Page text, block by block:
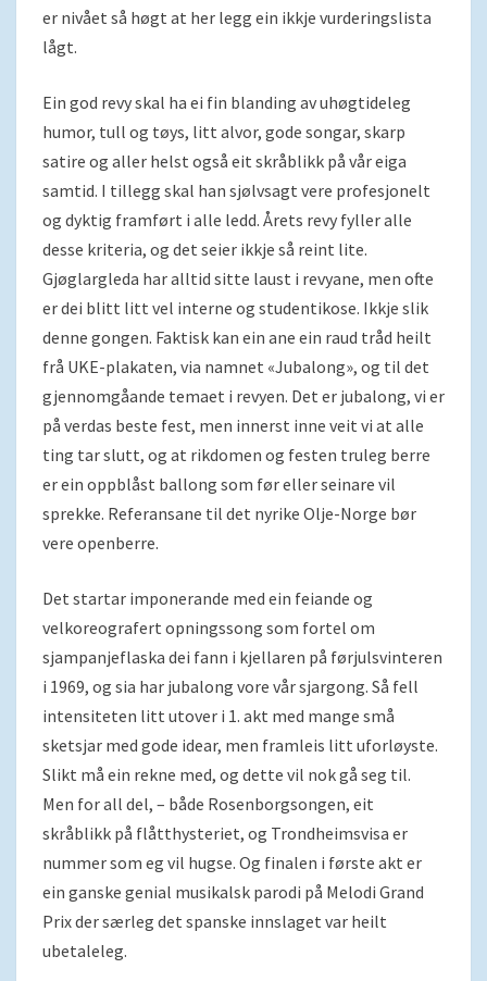
er nivået så høgt at her legg ein ikkje vurderingslista
lågt.
Ein god revy skal ha ei fin blanding av uhøgtideleg
humor, tull og tøys, litt alvor, gode songar, skarp
satire og aller helst også eit skråblikk på vår eiga
samtid. I tillegg skal han sjølvsagt vere profesjonelt
og dyktig framført i alle ledd. Årets revy fyller alle
desse kriteria, og det seier ikkje så reint lite.
Gjøglargleda har alltid sitte laust i revyane, men ofte
er dei blitt litt vel interne og studentikose. Ikkje slik
denne gongen. Faktisk kan ein ane ein raud tråd heilt
frå UKE-plakaten, via namnet «Jubalong», og til det
gjennomgåande temaet i revyen. Det er jubalong, vi er
på verdas beste fest, men innerst inne veit vi at alle
ting tar slutt, og at rikdomen og festen truleg berre
er ein oppblåst ballong som før eller seinare vil
sprekke. Referansane til det nyrike Olje-Norge bør
vere openberre.
Det startar imponerande med ein feiande og
velkoreografert opningssong som fortel om
sjampanjeflaska dei fann i kjellaren på førjulsvinteren
i 1969, og sia har jubalong vore vår sjargong. Så fell
intensiteten litt utover i 1. akt med mange små
sketsjar med gode idear, men framleis litt uforløyste.
Slikt må ein rekne med, og dette vil nok gå seg til.
Men for all del, – både Rosenborgsongen, eit
skråblikk på flåtthysteriet, og Trondheimsvisa er
nummer som eg vil hugse. Og finalen i første akt er
ein ganske genial musikalsk parodi på Melodi Grand
Prix der særleg det spanske innslaget var heilt
ubetaleleg.